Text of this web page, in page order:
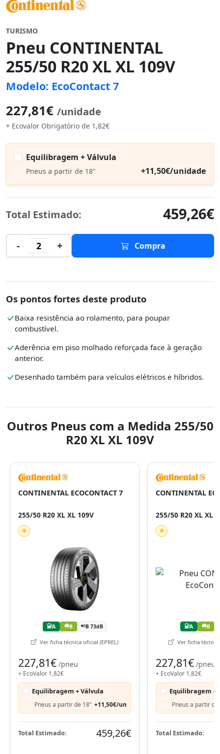
TURISMO
Pneu CONTINENTAL
255/50 R20 XL XL 109V
Modelo: EcoContact 7
227,81€ /unidade
+ Ecovalor Obrigatório de 1,82€
Equilibragem + Válvula
Pneus a partir de 18" +11,50€/unidade
Total Estimado: 459,26€
- 2 + Compra
Os pontos fortes deste produto
Baixa resistência ao rolamento, para poupar
combustível.
Aderência em piso molhado reforçada face à geração
anterior.
Desenhado também para veículos elétricos e híbridos.
Outros Pneus com a Medida 255/50
R20 XL XL 109V
CONTINENTAL ECOCONTACT 7
255/50 R20 XL XL 109V
A B B 73dB
Ver ficha técnica oficial (EPREL)
227,81€ /pneu
+ EcoValor 1,82€
Equilibragem + Válvula
Pneus a partir de 18" +11,50€/un
Total Estimado: 459,26€
CONTINENTAL
255/50 R20 XL XL
A B
Ver ficha técnica
227,81€ /pneu
+ EcoValor 1,82€
Equilibragem +
Pneus a partir
Total Estimado: